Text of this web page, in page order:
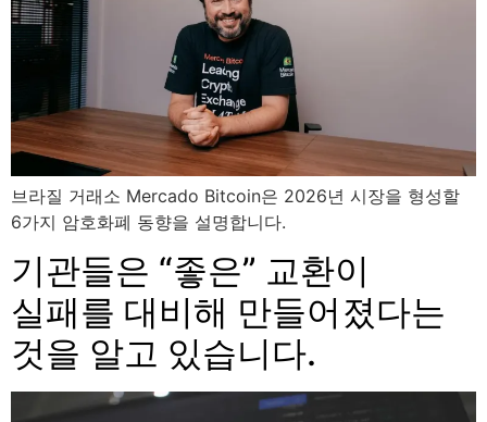
브라질 거래소 Mercado Bitcoin은 2026년 시장을 형성할
6가지 암호화폐 동향을 설명합니다.
기관들은 “좋은” 교환이
실패를 대비해 만들어졌다는
것을 알고 있습니다.